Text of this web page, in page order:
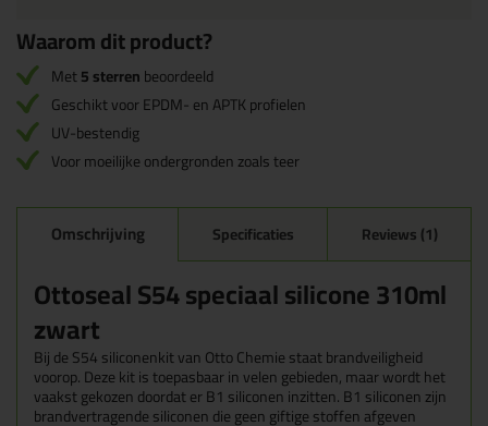
Waarom dit product?
Met5 sterrenbeoordeeld
Geschikt voor EPDM- en APTK profielen
UV-bestendig
Voor moeilijke ondergronden zoals teer
Omschrijving Specificaties Reviews (1)
Ottoseal S54 speciaal silicone 310ml
zwart
Bij de S54 siliconenkit van Otto Chemie staat brandveiligheid
voorop. Deze kit is toepasbaar in velen gebieden, maar wordt het
vaakst gekozen doordat er B1 siliconen inzitten. B1 siliconen zijn
brandvertragende siliconen die geen giftige stoffen afgeven